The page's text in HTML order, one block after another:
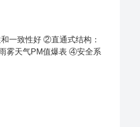
一致性好 ②直通式结构：
雾天气PM值爆表 ④安全系